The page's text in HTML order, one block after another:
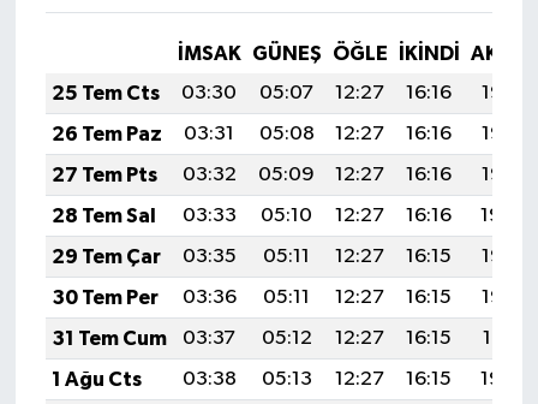
İMSAK GÜNEŞ ÖĞLE İKINDI
25 Tem Cts
03:30 05:07 12:27 16:16
19:36
26 Tem Paz
03:31 05:08 12:27 16:16
19:35
27 Tem Pts
03:32 05:09 12:27 16:16
19:35
28 Tem Sal
03:33 05:10 12:27 16:16
19:34
29 Tem Çar
03:35 05:11 12:27 16:15
19:33
30 Tem Per
03:36 05:11 12:27 16:15
19:32
31 Tem Cum
03:37 05:12 12:27 16:15
19:31
1 Ağu Cts
03:38 05:13 12:27 16:15
19:30